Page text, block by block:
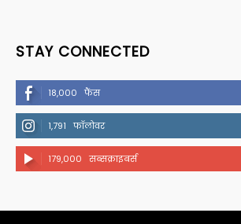
STAY CONNECTED
18,000 फैंस
1,791 फॉलोवर
179,000 सब्सक्राइबर्स